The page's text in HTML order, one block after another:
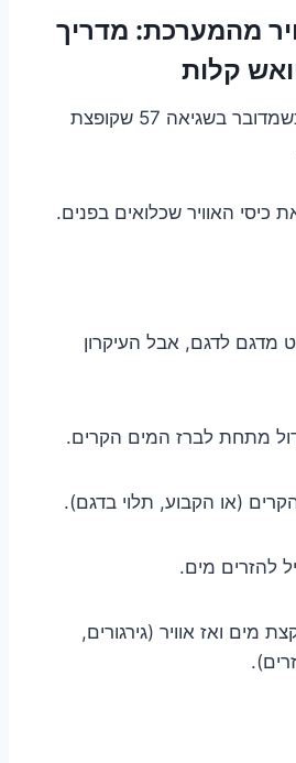
מהמערכת: מדריך
קלות
זה השלב הכי חשוב כשמדובר בשגיאה 57 שקופצת
כיסי האוויר שכלואים בפנים.
מדגם לדגם, אבל העיקרון
מתחת לברז המים הקרים.
(או הקבוע, תלוי בדגם).
להזרים מים.
מים ואז אוויר (גירגורים,